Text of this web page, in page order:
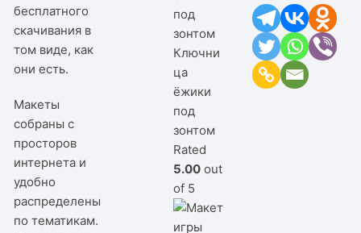
бесплатного
скачивания в
том виде, как
они есть.
Макеты
собраны с
просторов
интернета и
удобно
распределены
по тематикам.
Ключни
ца
ёжики
под
зонтом
Rated
5.00 out
of 5